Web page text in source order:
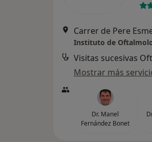
Carrer de Pere
Instituto de
Visitas sucesivas
Mostrar más
Dr. Manel
Fernández Bonet